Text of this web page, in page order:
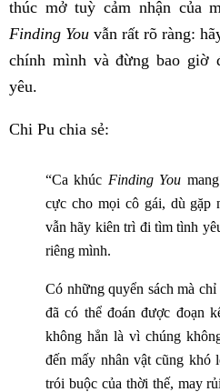
thúc mở tuỳ cảm nhận của
Finding You vẫn rất rõ ràng:
chính mình và đừng bao giờ
yêu.
Chi Pu chia sẻ:
“Ca khúc Finding You
cực cho mọi cô gái, dù gặp
vẫn hãy kiên trì đi tìm tình
riêng mình.
Có những quyển sách mà
đã có thể đoán được đoạn
không hẳn là vì chúng
đến mấy nhân vật cũng khó
trói buộc của thời thế, may